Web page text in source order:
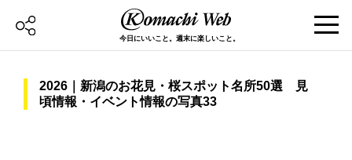
今日にいいこと。週末に楽しいこと。
2026｜新潟のお花見・桜スポット名所50選 見
頃情報・イベント情報の写真33